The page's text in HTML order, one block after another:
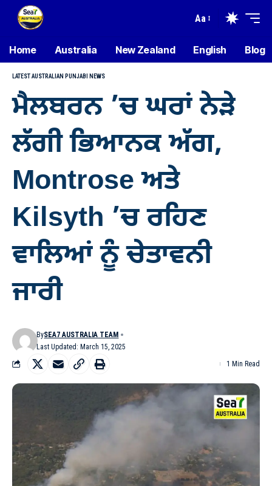
Aa
Home Australia New Zealand English Blog
LATEST AUSTRALIAN PUNJABI NEWS
ਮੈਲਬਰਨ ’ਚ ਘਰਾਂ ਨੇੜੇ
ਲੱਗੀ ਭਿਆਨਕ ਅੱਗ,
Montrose ਅਤੇ
Kilsyth ’ਚ ਰਹਿਣ
ਵਾਲਿਆਂ ਨੂੰ ਚੇਤਾਵਨੀ
ਜਾਰੀ
Last Updated: March 15, 2025
BySEA7 AUSTRALIA TEAM
1 Min Read